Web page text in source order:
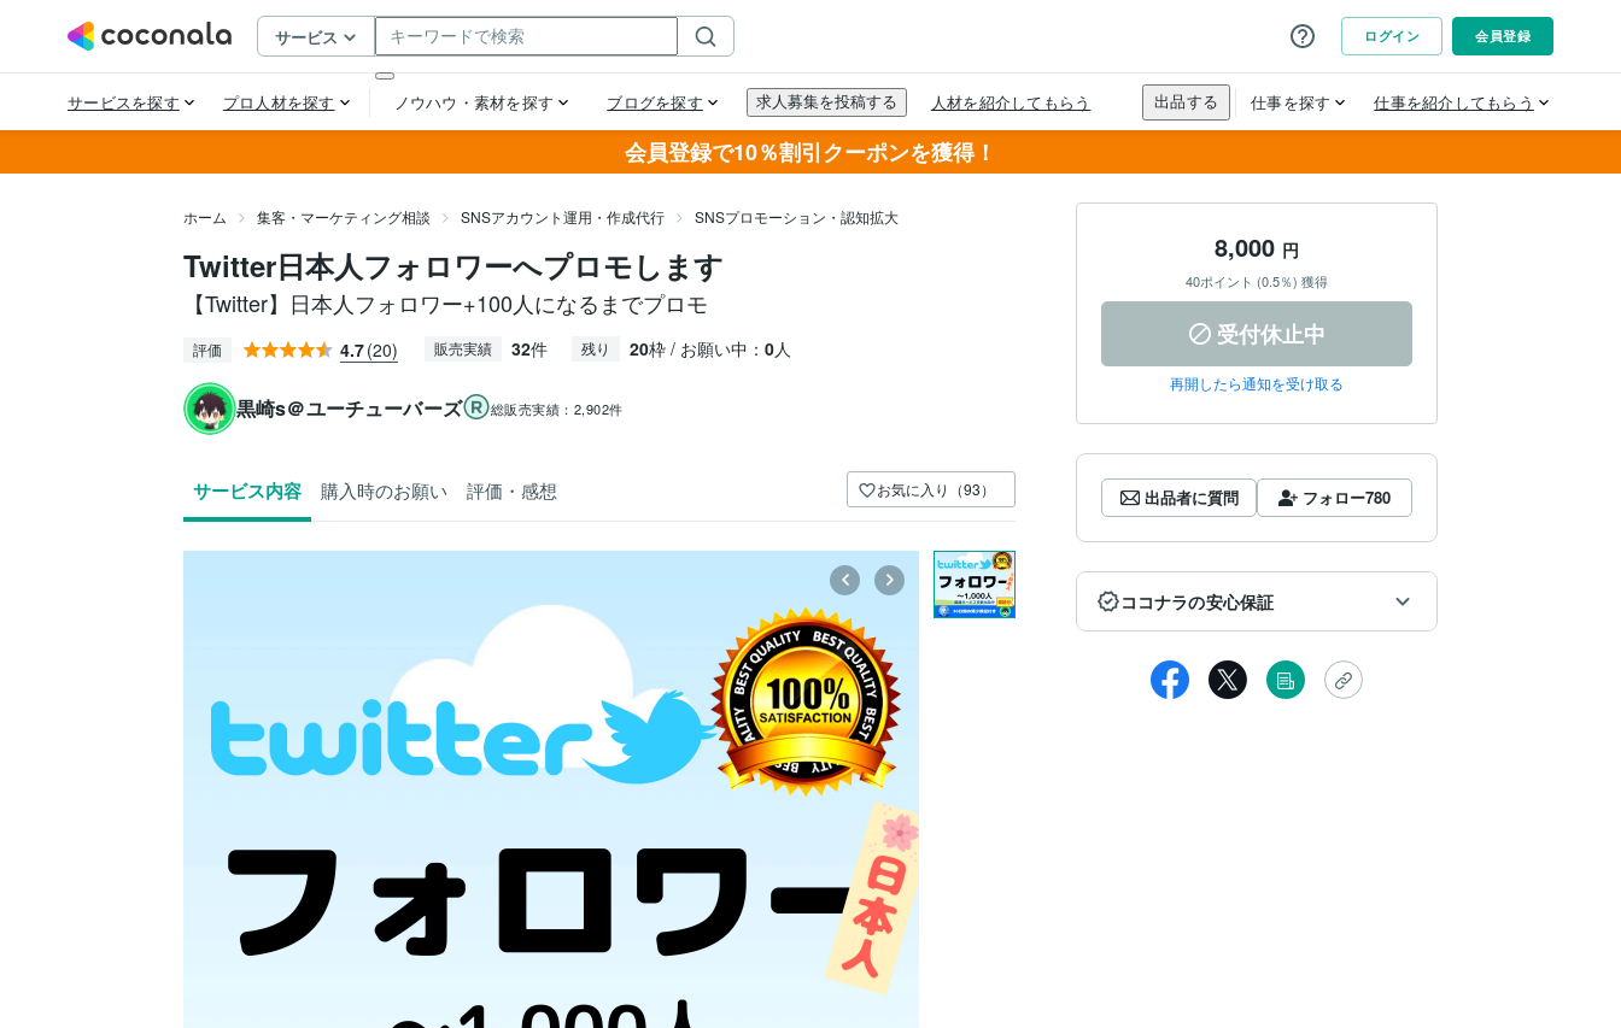
会員登録で10％割引クーポンを獲得！
ホーム 集客・マーケティング相談 SNSアカウント運用・作成代行 SNSプロモーション・認知拡大
Twitter日本人フォロワーへプロモします
【Twitter】日本人フォロワー+100人になるまでプロモ
評価 4.7(20) 販売実績 32件 残り 20枠 / お願い中： 0人
黒崎s＠ユーチューバーズ 総販売実績： 2,902件
サービス内容 購入時のお願い 評価・感想 お気に入り（93）
8,000 円
40ポイント (0.5％) 獲得
受付休止中
再開したら通知を受け取る
出品者に質問 フォロー780
ココナラの安心保証